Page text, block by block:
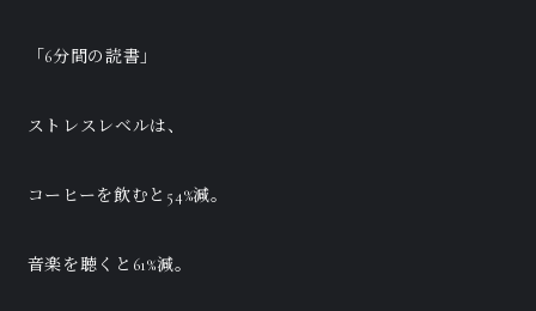
「6分間の読書」
ストレスレベルは、
コーヒーを飲むと54%減。
音楽を聴くと61%減。